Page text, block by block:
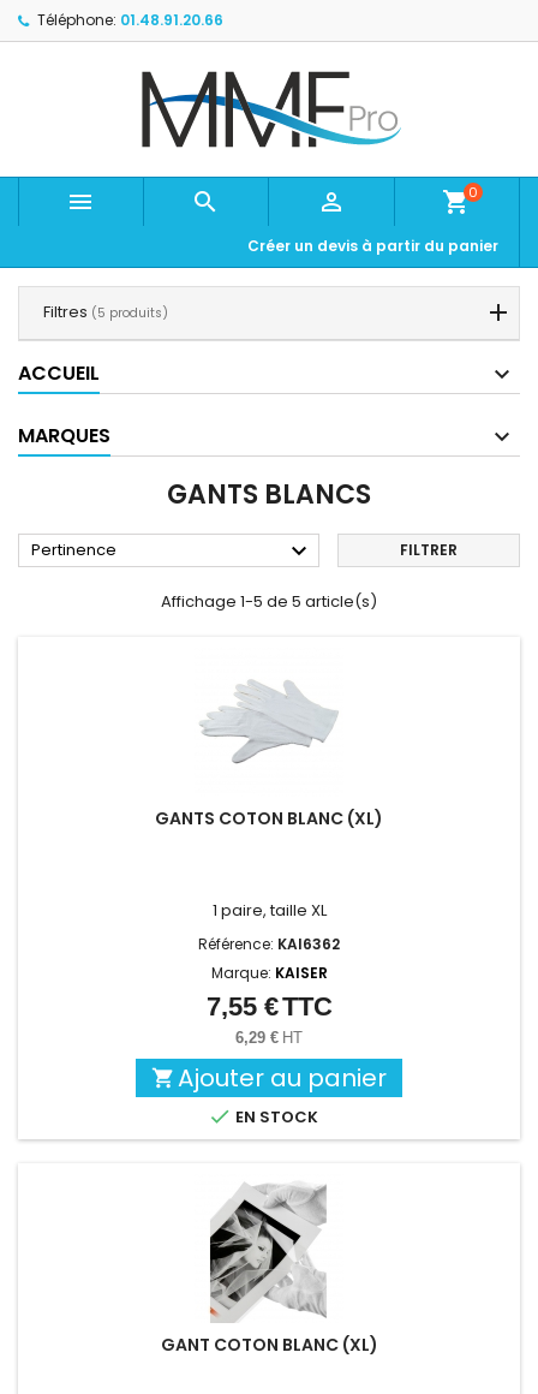
Téléphone: 01.48.91.20.66
   shopping_cart0
Créer un devis à partir du panier
Filtres (5 produits)
ACCUEIL
MARQUES
GANTS BLANCS
Pertinence  FILTRER
Affichage 1-5 de 5 article(s)
GANTS COTON BLANC (XL)
1 paire, taille XL
Référence: KAI6362
Marque: KAISER
Prix
7,55 €TTC
6,29 € HT
 Ajouter au panier
 EN STOCK
GANT COTON BLANC (XL)